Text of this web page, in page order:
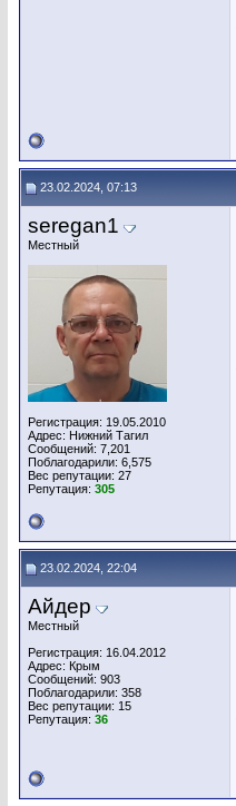
23.02.2024, 07:13
seregan1
Местный
Регистрация: 19.05.2010
Адрес: Нижний Тагил
Сообщений: 7,201
Поблагодарили: 6,575
Вес репутации: 27
Репутация: 305
23.02.2024, 22:04
Айдер
Местный
Регистрация: 16.04.2012
Адрес: Крым
Сообщений: 903
Поблагодарили: 358
Вес репутации: 15
Репутация: 36